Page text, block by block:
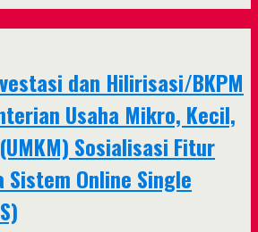
dan Hilirisasi/BKPM
Usaha Mikro, Kecil,
Sosialisasi Fitur
Online Single